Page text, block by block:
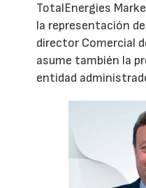
TotalEnergies
la representación
director Comercial
asume también la
entidad